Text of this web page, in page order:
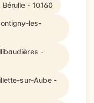
- 10160
les-
-
sur-Aube -